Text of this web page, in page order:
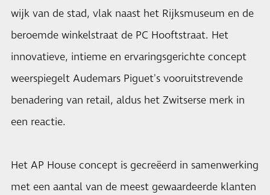
wijk van de stad, vlak naast het Rijksmuseum en de
beroemde winkelstraat de PC Hooftstraat. Het
innovatieve, intieme en ervaringsgerichte concept
weerspiegelt Audemars Piguet's vooruitstrevende
benadering van retail, aldus het Zwitserse merk in
een reactie.
Het AP House concept is gecreëerd in samenwerking
met een aantal van de meest gewaardeerde klanten